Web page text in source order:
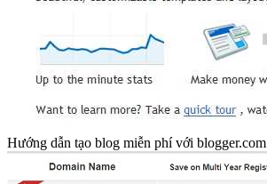
Hướng dẫn tạo blog miễn phí với blogger.com